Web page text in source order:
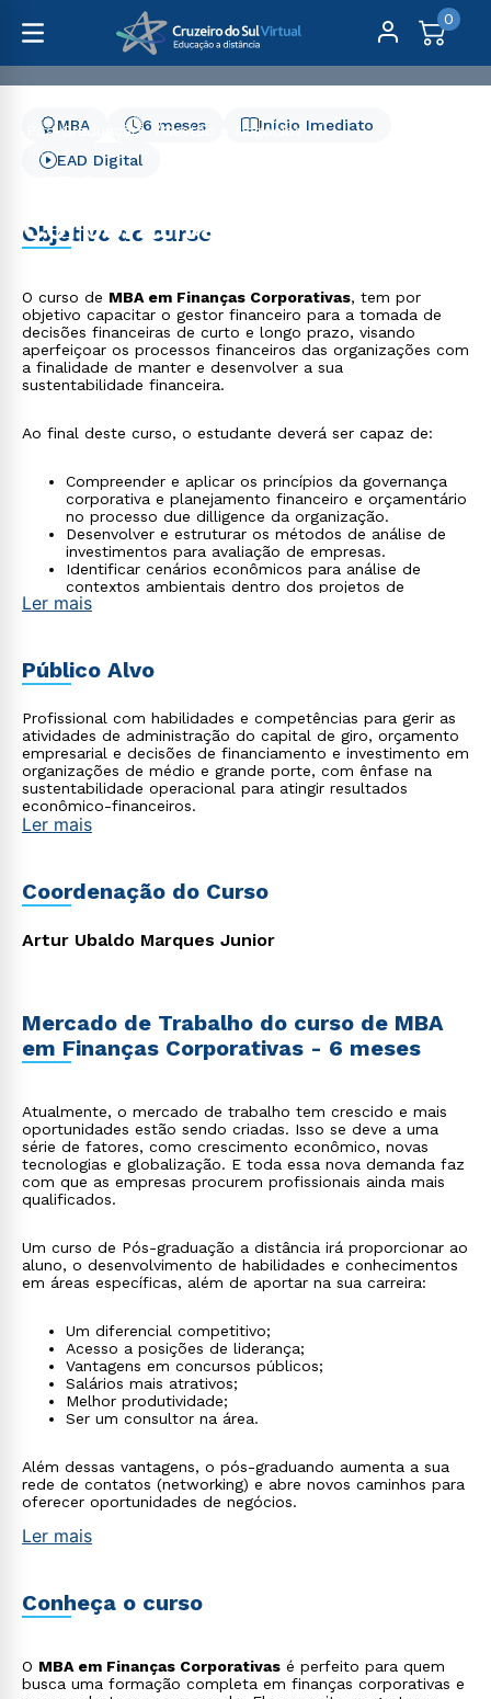
0
Pós-Graduação
Gestão e Negócios
MBA em Finanças Corporativas - 6 meses
Corporativas - 6 meses
Início Imediato
6 meses
MBA
EAD Digital
Objetivo do curso
O curso de MBA em Finanças Corporativas, tem por
objetivo capacitar o gestor financeiro para a tomada de
decisões financeiras de curto e longo prazo, visando
aperfeiçoar os processos financeiros das organizações com
a finalidade de manter e desenvolver a sua
sustentabilidade financeira.
Ao final deste curso, o estudante deverá ser capaz de:
Compreender e aplicar os princípios da governança
corporativa e planejamento financeiro e orçamentário
no processo due dilligence da organização.
Desenvolver e estruturar os métodos de análise de
investimentos para avaliação de empresas.
Identificar cenários econômicos para análise de
contextos ambientais dentro dos projetos de
desenvolvimento de investimentos corporativos.
investimento empresarial.
Ler mais
Público Alvo
Profissional com habilidades e competências para gerir as
atividades de administração do capital de giro, orçamento
empresarial e decisões de financiamento e investimento em
organizações de médio e grande porte, com ênfase na
sustentabilidade operacional para atingir resultados
econômico-financeiros.
Ler mais
Coordenação do Curso
Artur Ubaldo Marques Junior
Mercado de Trabalho do curso de MBA
em Finanças Corporativas - 6 meses
Atualmente, o mercado de trabalho tem crescido e mais
oportunidades estão sendo criadas. Isso se deve a uma
série de fatores, como crescimento econômico, novas
tecnologias e globalização. E toda essa nova demanda faz
com que as empresas procurem profissionais ainda mais
qualificados.
Um curso de Pós-graduação a distância irá proporcionar ao
aluno, o desenvolvimento de habilidades e conhecimentos
em áreas específicas, além de aportar na sua carreira:
Um diferencial competitivo;
Acesso a posições de liderança;
Vantagens em concursos públicos;
Salários mais atrativos;
Melhor produtividade;
Ser um consultor na área.
Além dessas vantagens, o pós-graduando aumenta a sua
rede de contatos (networking) e abre novos caminhos para
oferecer oportunidades de negócios.
Ler mais
Conheça o curso
O MBA em Finanças Corporativas é perfeito para quem
busca uma formação completa em finanças corporativas e